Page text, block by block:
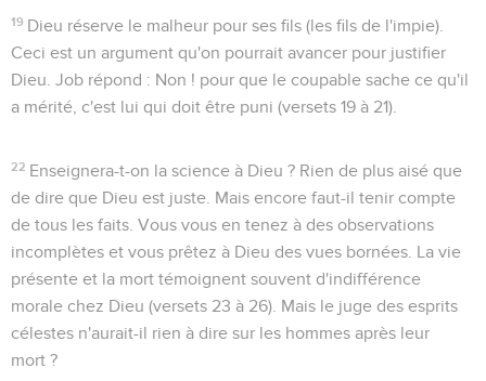
19 Dieu réserve le malheur pour ses fils (les fils de l'impie).
Ceci est un argument qu'on pourrait avancer pour justifier
Dieu. Job répond : Non ! pour que le coupable sache ce qu'il
a mérité, c'est lui qui doit être puni (versets 19 à 21).
22 Enseignera-t-on la science à Dieu ? Rien de plus aisé que
de dire que Dieu est juste. Mais encore faut-il tenir compte
de tous les faits. Vous vous en tenez à des observations
incomplètes et vous prêtez à Dieu des vues bornées. La vie
présente et la mort témoignent souvent d'indifférence
morale chez Dieu (versets 23 à 26). Mais le juge des esprits
célestes n'aurait-il rien à dire sur les hommes après leur
mort ?